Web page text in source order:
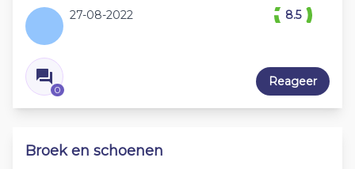
27-08-2022
0
8.5
Reageer
Broek en schoenen